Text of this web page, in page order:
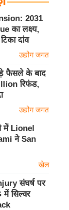
2031
का लक्ष्य,
दांव
उद्योग जगत
फैसले के बाद
रिफंड,
उद्योग जगत
में Lionel
ने San
खेल
संघर्ष पर
में सिल्वर